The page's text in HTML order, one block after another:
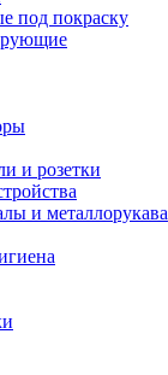
под покраску
и розетки
и металлорукава